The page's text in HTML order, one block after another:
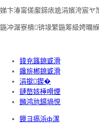
娣卞湷甯傞緳鍗庡尯涓嬪洿宸
鍦冲潳寮樻锛堟繁鍦筹級娉曞
鍏充簬鎴戜滑
鑱旂郴鎴戜滑
涓撳鍥�
鏈嶅姟棰嗗煙
鏅鸿兘鍚堝悓
鐭ヨ瘑浜ф潈